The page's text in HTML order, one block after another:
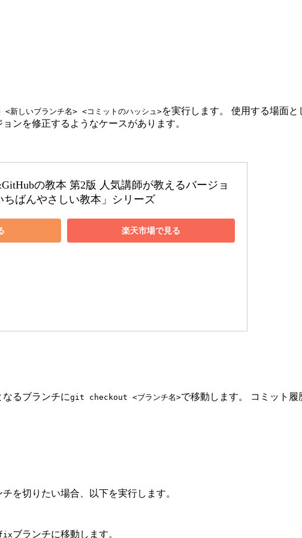
いブランチ名> <コミットのハッシュ>を実行します。 使用する場面
ンを修正するようなケースがあります。
の教本 第2版 人気講師が教えるバージョ
ちばんやさしい教本」シリーズ
楽天市場で見る
るブランチにgit checkout <ブランチ名>で移動します。 コミット
を切りたい場合、以下を実行します。
ブランチに移動します。